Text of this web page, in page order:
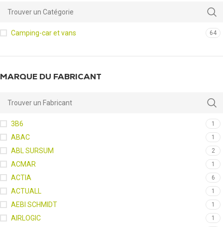
Camping-car et vans 64
MARQUE DU FABRICANT
3B6 1
ABAC 1
ABL SURSUM 2
ACMAR 1
ACTIA 6
ACTUALL 1
AEBI SCHMIDT 1
AIRLOGIC 1